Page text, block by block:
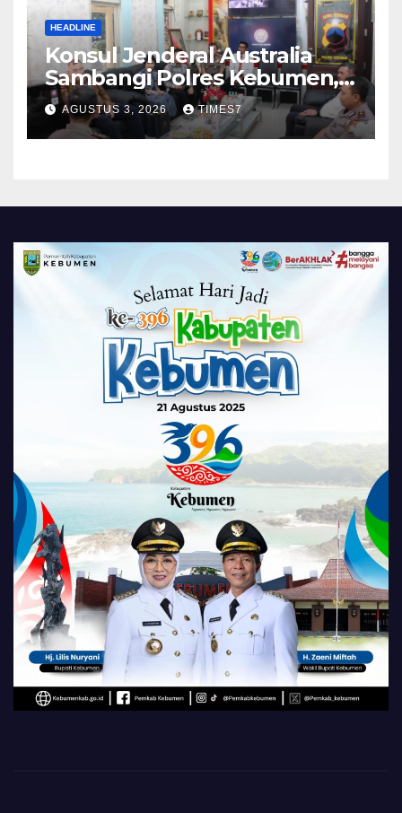
HEADLINE
Konsul Jenderal Australia
Sambangi Polres Kebumen,
Pererat Silaturahmi
AGUSTUS 3, 2026 TIMES7